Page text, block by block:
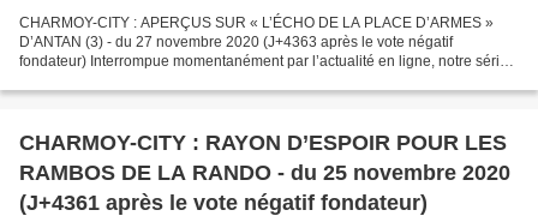
CHARMOY-CITY : APERÇUS SUR « L’ÉCHO DE LA PLACE D’ARMES »
D’ANTAN (3) - du 27 novembre 2020 (J+4363 après le vote négatif
fondateur) Interrompue momentanément par l’actualité en ligne, notre série
CHARMOY-CITY : RAYON D’ESPOIR POUR LES
RAMBOS DE LA RANDO - du 25 novembre 2020
(J+4361 après le vote négatif fondateur)